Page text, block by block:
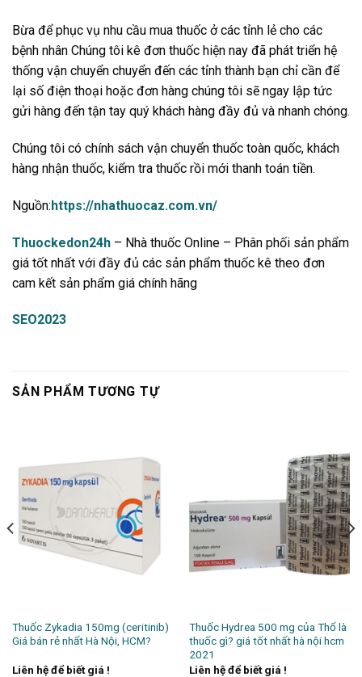
Bừa để phục vụ nhu cầu mua thuốc ở các tỉnh lẻ cho các
bệnh nhân Chúng tôi kê đơn thuốc hiện nay đã phát triển hệ
thống vận chuyển chuyển đến các tỉnh thành bạn chỉ cần để
lại số điện thoại hoặc đơn hàng chúng tôi sẽ ngay lập tức
gửi hàng đến tận tay quý khách hàng đầy đủ và nhanh chóng.
Chúng tôi có chính sách vận chuyển thuốc toàn quốc, khách
hàng nhận thuốc, kiểm tra thuốc rồi mới thanh toán tiền.
Nguồn:https://nhathuocaz.com.vn/
Thuockedon24h – Nhà thuốc Online – Phân phối sản phẩm
giá tốt nhất với đầy đủ các sản phẩm thuốc kê theo đơn
cam kết sản phẩm giá chính hãng
SEO2023
SẢN PHẨM TƯƠNG TỰ
Thuốc Zykadia 150mg (ceritinib)
Giá bán rẻ nhất Hà Nội, HCM?
Liên hệ để biết giá !
Thuốc Hydrea 500 mg của Thổ là
thuốc gì? giá tốt nhất hà nội hcm
2021
Liên hệ để biết giá !